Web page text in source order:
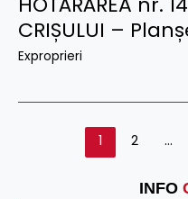
INFO
CRIȘULUI –
Exproprieri
1 2 …